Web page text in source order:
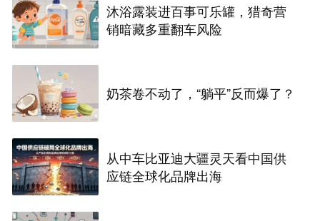
沐浴露装进百事可乐罐，猎奇营
销暗藏多重翻车风险
奶茶卷不动了，“躺平”反而爆了？
从中车比亚迪大疆灵天看中国供
应链全球化品牌出海